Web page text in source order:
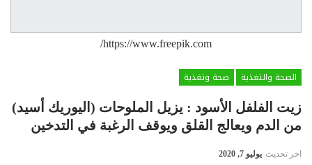
https://www.freepik.com/
الصحة والتغذية
صحة وتغذية
زيت الفلفل الأسود : يزيل الملوحات (اليوريك أسيد)
من الدم ويعالج القلق ويوقف الرغبة في التدخين
اخر تحديث يوليو 7, 2020